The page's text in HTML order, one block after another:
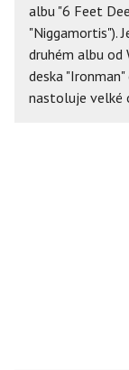
albu "6 Feet
"Niggamortis").
druhém albu od
deska
nastoluje velké